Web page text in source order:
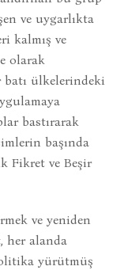
ve uygarlıkta
kalmış ve
olarak
ülkelerindeki
bastırarak
başında
Fikret ve Beşir
ve yeniden
her alanda
yürütmüş